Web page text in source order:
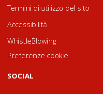
Termini di utilizzo del sito
Accessibilità
WhistleBlowing
Preferenze cookie
SOCIAL